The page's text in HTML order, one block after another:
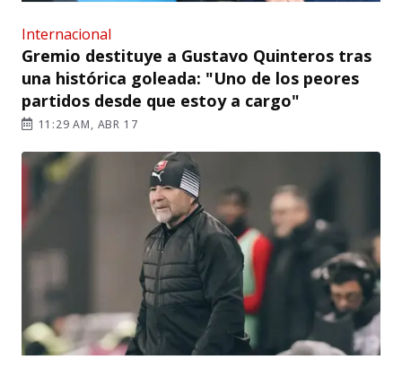
Internacional
Gremio destituye a Gustavo Quinteros tras
una histórica goleada: "Uno de los peores
partidos desde que estoy a cargo"
11:29 AM, ABR 17